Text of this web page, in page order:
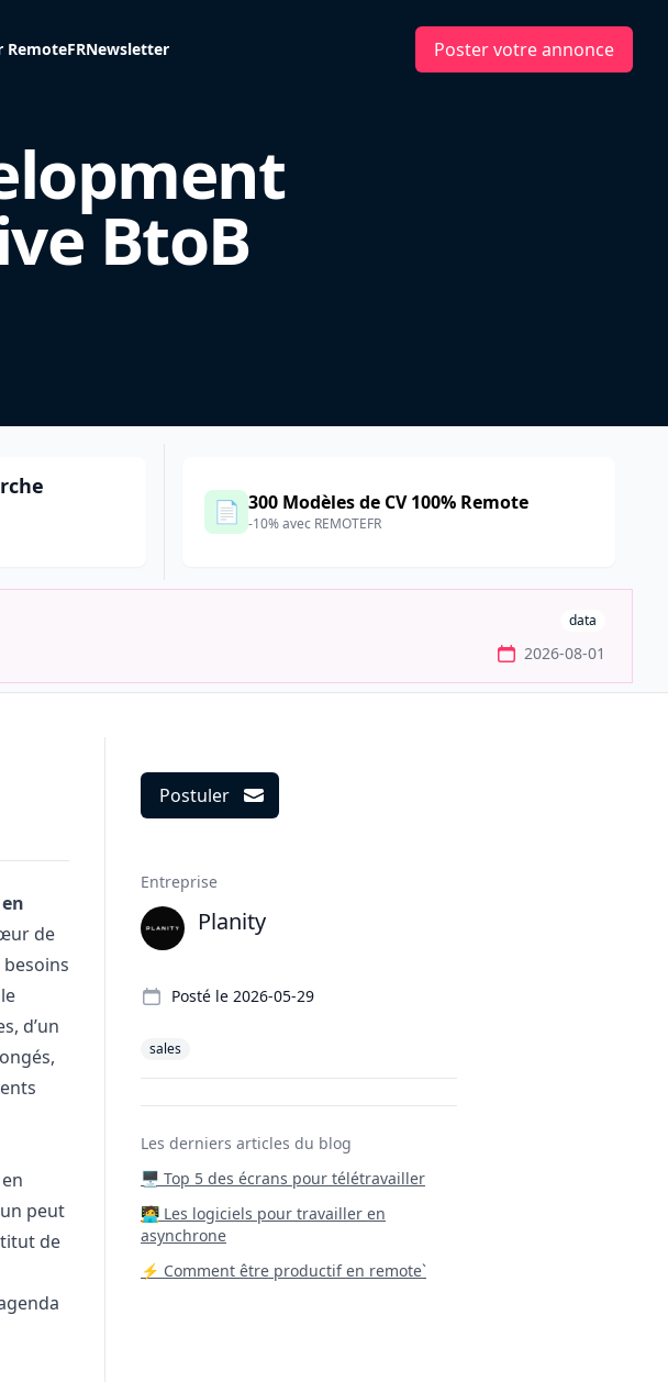
Newsletter Poster votre annonce
BtoB
📄 300 Modèles de CV 100% Remote
-10% avec REMOTEFR
data
2026-08-01
de
d’un
peut
de
Postuler
Entreprise
Planity
Posté le 2026-05-29
sales
Les derniers articles du blog
🖥️ Top 5 des écrans pour télétravailler
‍🧑‍💻 Les logiciels pour travailler en
asynchrone
⚡ Comment être productif en remote`